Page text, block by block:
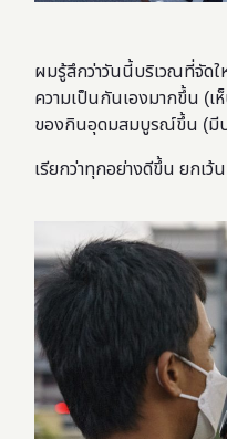
ผมรู้สึกว่าวันนี้บริเวณที่จัด
ความเป็นกันเองมากขึ้น (เ
ของกินอุดมสมบูรณ์ขึ้น (มีป
เรียกว่าทุกอย่างดีขึ้น ยกเว้